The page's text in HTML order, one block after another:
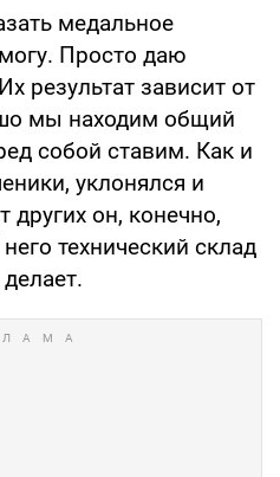
медальное
Просто даю
результат зависит от
мы находим общий
собой ставим. Как и
уклонялся и
других он, конечно,
технический склад